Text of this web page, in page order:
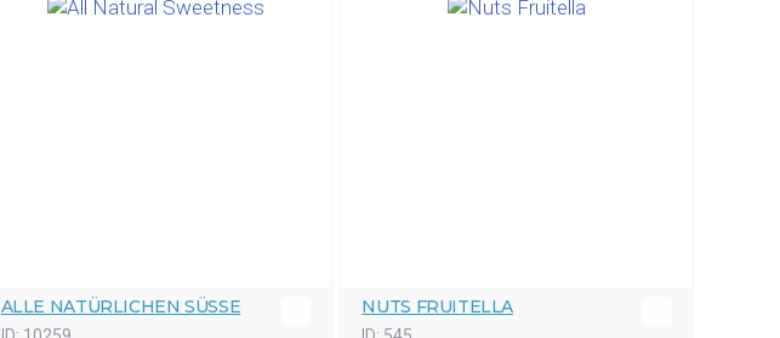
ALLE NATÜRLICHEN SÜSSE NUTS FRUITELLA